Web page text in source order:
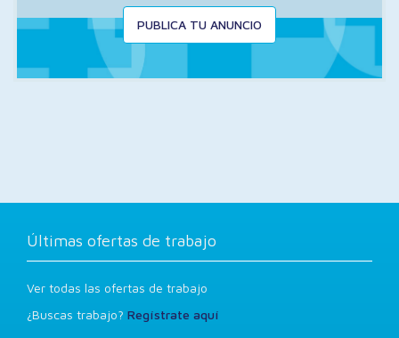
PUBLICA TU ANUNCIO
Últimas ofertas de trabajo
Ver todas las ofertas de trabajo
¿Buscas trabajo? Regístrate aquí